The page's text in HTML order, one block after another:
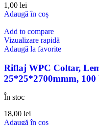
1,00 lei
Adaugă în coș
Add to compare
Vizualizare rapidă
Adaugă la favorite
Riflaj WPC Coltar,
25*25*2700mmm, 100
În stoc
18,00 lei
Adaugă în coș